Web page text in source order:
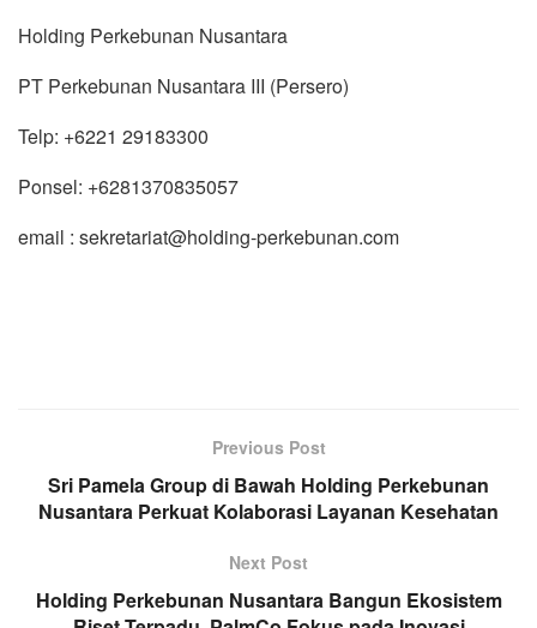
Holding Perkebunan Nusantara
PT Perkebunan Nusantara III (Persero)
Telp: +6221 29183300
Ponsel: +6281370835057
email : sekretariat@holding-perkebunan.com
Previous Post
Sri Pamela Group di Bawah Holding Perkebunan
Nusantara Perkuat Kolaborasi Layanan Kesehatan
Next Post
Holding Perkebunan Nusantara Bangun Ekosistem